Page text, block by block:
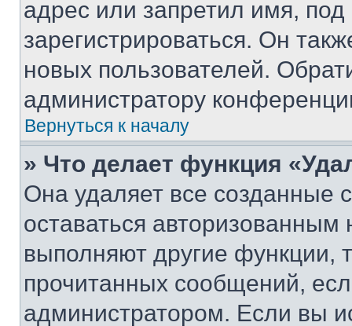
адрес или запретил имя,
зарегистрироваться. Он
новых пользователей.
администратору
Вернуться к началу
» Что делает функция
Она удаляет все созданные
оставаться
выполняют другие функции,
прочитанных сообщений,
администратором. Если вы